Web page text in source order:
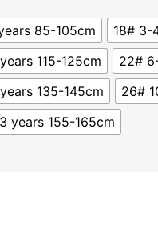
85-105cm
18# 3-
115-125cm
22#
135-145cm
26#
years 155-165cm